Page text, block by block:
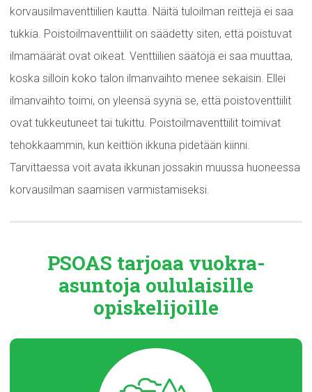
korvausilmaventtiilien kautta. Näitä tuloilman reittejä ei saa
tukkia. Poistoilmaventtiilit on säädetty siten, että poistuvat
ilmamäärät ovat oikeat. Venttiilien säätöjä ei saa muuttaa,
koska silloin koko talon ilmanvaihto menee sekaisin. Ellei
ilmanvaihto toimi, on yleensä syynä se, että poistoventtiilit
ovat tukkeutuneet tai tukittu. Poistoilmaventtiilit toimivat
tehokkaammin, kun keittiön ikkuna pidetään kiinni.
Tarvittaessa voit avata ikkunan jossakin muussa huoneessa
korvausilman saamisen varmistamiseksi.
PSOAS tarjoaa vuokra-
asuntoja oululaisille
opiskelijoille